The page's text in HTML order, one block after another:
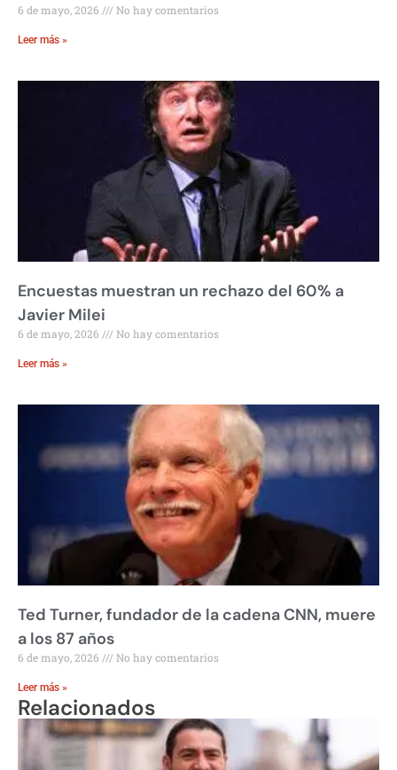
6 de mayo, 2026 No hay comentarios
Leer más »
Encuestas muestran un rechazo del 60% a
Javier Milei
6 de mayo, 2026 No hay comentarios
Leer más »
Ted Turner, fundador de la cadena CNN, muere
a los 87 años
6 de mayo, 2026 No hay comentarios
Leer más »
Relacionados